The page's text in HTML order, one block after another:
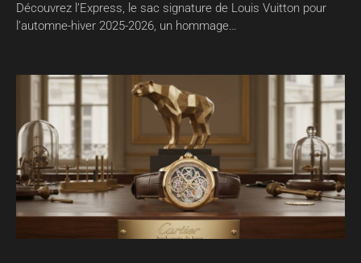
Découvrez l’Express, le sac signature de Louis Vuitton pour
l’automne-hiver 2025-2026, un hommage…